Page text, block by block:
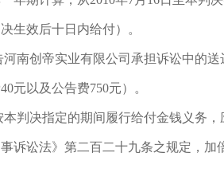
生效后十日内给付）。
河南创帝实业有限公司承担诉讼中的送
元以及公告费750元）。
本判决指定的期间履行给付金钱义务
诉讼法》第二百二十九条之规定，加